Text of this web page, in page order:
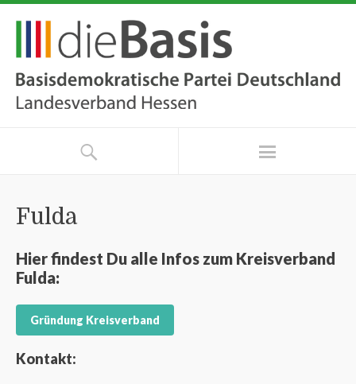
Fulda
Hier findest Du alle Infos zum Kreisverband
Fulda:
Gründung Kreisverband
Kontakt: